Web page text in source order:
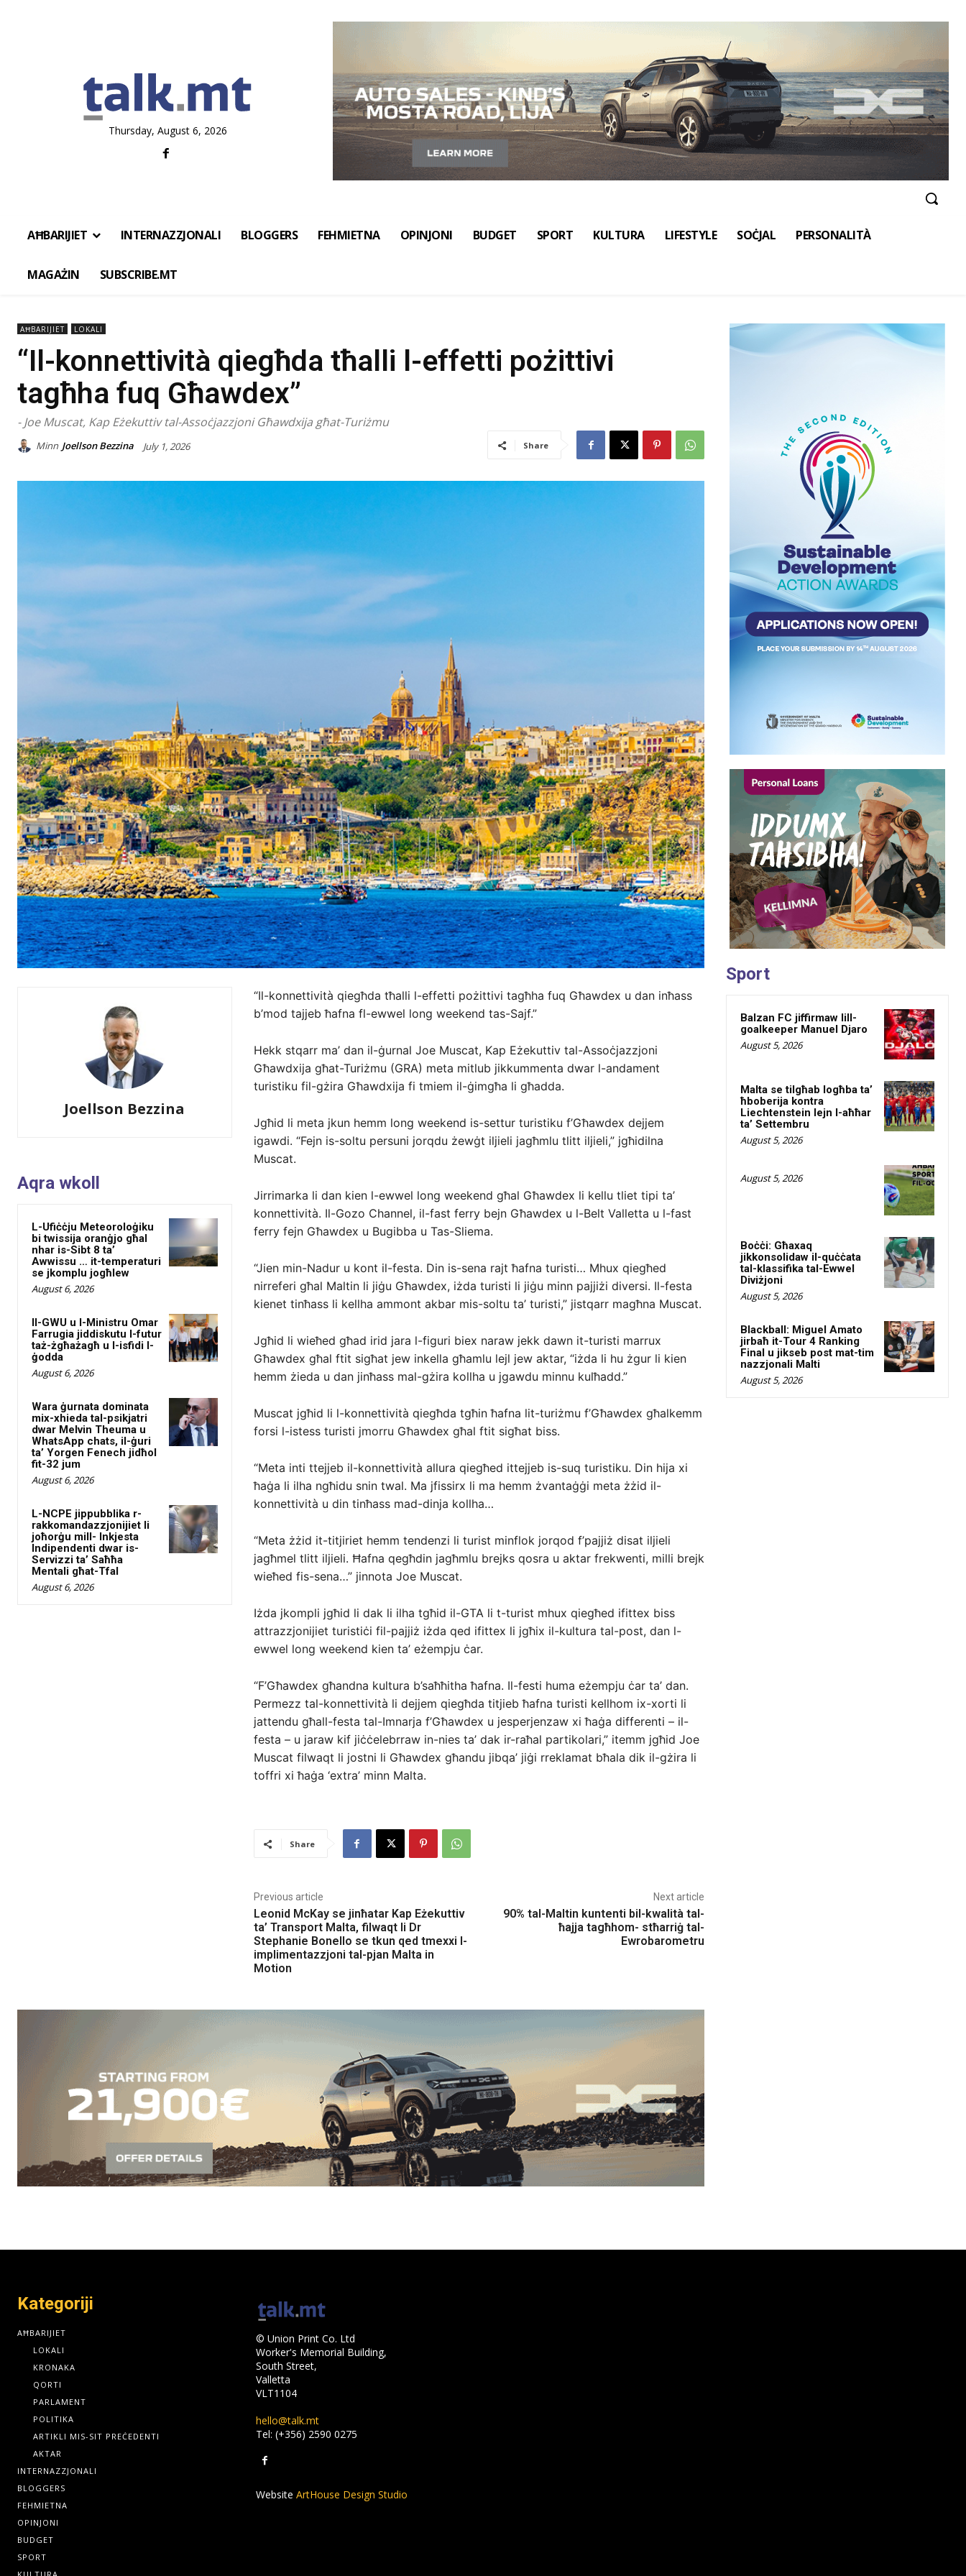
Thursday, August 6, 2026
AĦBARIJIET INTERNAZZJONALI BLOGGERS FEHMIETNA OPINJONI BUDGET SPORT KULTURA LIFESTYLE SOĊJAL PERSONALITÀ
MAGAŻIN SUBSCRIBE.MT
AĦBARIJIET LOKALI
“Il-konnettività qiegħda tħalli l-effetti pożittivi
tagħha fuq Għawdex”
- Joe Muscat, Kap Eżekuttiv tal-Assoċjazzjoni Għawdxija għat-Turiżmu
Minn Joellson Bezzina July 1, 2026 Share
Joellson Bezzina
Aqra wkoll
L-Ufiċċju Meteoroloġiku
bi twissija oranġjo għal
nhar is-Sibt 8 ta’
Awwissu … it-temperaturi
se jkomplu jogħlew
August 6, 2026
Il-GWU u l-Ministru Omar
Farrugia jiddiskutu l-futur
taż-żgħażagħ u l-isfidi l-
ġodda
August 6, 2026
Wara ġurnata dominata
mix-xhieda tal-psikjatri
dwar Melvin Theuma u
WhatsApp chats, il-ġuri
ta’ Yorgen Fenech jidħol
fit-32 jum
August 6, 2026
L-NCPE jippubblika r-
rakkomandazzjonijiet li
joħorġu mill- Inkjesta
Indipendenti dwar is-
Servizzi ta’ Saħħa
Mentali għat-Tfal
August 6, 2026
“Il-konnettività qiegħda tħalli l-effetti pożittivi tagħha fuq Għawdex u dan inħass
b’mod tajjeb ħafna fl-ewwel long weekend tas-Sajf.”
Hekk stqarr ma’ dan il-ġurnal Joe Muscat, Kap Eżekuttiv tal-Assoċjazzjoni
Għawdxija għat-Turiżmu (GRA) meta mitlub jikkummenta dwar l-andament
turistiku fil-gżira Għawdxija fi tmiem il-ġimgħa li għadda.
Jgħid li meta jkun hemm long weekend is-settur turistiku f’Għawdex dejjem
igawdi. “Fejn is-soltu persuni jorqdu żewġt iljieli jagħmlu tlitt iljieli,” jgħidilna
Muscat.
Jirrimarka li dan kien l-ewwel long weekend għal Għawdex li kellu tliet tipi ta’
konnettività. Il-Gozo Channel, il-fast ferry bejn Għawdex u l-Belt Valletta u l-fast
ferry fejn Għawdex u Bugibba u Tas-Sliema.
“Jien min-Nadur u kont il-festa. Din is-sena rajt ħafna turisti… Mhux qiegħed
nirreferi għal Maltin li jiġu Għawdex, iżda turisti li jiġu minn pajjiżi diversi. Il-festa
kienet tinħass li kellha ammont akbar mis-soltu ta’ turisti,” jistqarr magħna Muscat.
Jgħid li wieħed għad irid jara l-figuri biex naraw jekk dawn it-turisti marrux
Għawdex għal ftit sigħat jew inkella għamlu lejl jew aktar, “iżda li hu żgur li kien
hemm żieda u dan jinħass mal-gżira kollha u jgawdu minnu kulħadd.”
Muscat jgħid li l-konnettività qiegħda tgħin ħafna lit-turiżmu f’Għawdex għalkemm
forsi l-istess turisti jmorru Għawdex għal ftit sigħat biss.
“Meta inti ttejjeb il-konnettività allura qiegħed ittejjeb is-suq turistiku. Din hija xi
ħaġa li ilha ngħidu snin twal. Ma jfissirx li ma hemm żvantaġġi meta żżid il-
konnettività u din tinħass mad-dinja kollha…
“Meta żżid it-titjiriet hemm tendenzi li turist minflok jorqod f’pajjiż disat iljieli
jagħmel tlitt iljieli. Ħafna qegħdin jagħmlu brejks qosra u aktar frekwenti, milli brejk
wieħed fis-sena…” jinnota Joe Muscat.
Iżda jkompli jgħid li dak li ilha tgħid il-GTA li t-turist mhux qiegħed ifittex biss
attrazzjonijiet turistiċi fil-pajjiż iżda qed ifittex li jgħix il-kultura tal-post, dan l-
ewwel long weekend kien ta’ eżempju ċar.
“F’Għawdex għandna kultura b’saħħitha ħafna. Il-festi huma eżempju ċar ta’ dan.
Permezz tal-konnettività li dejjem qiegħda titjieb ħafna turisti kellhom ix-xorti li
jattendu għall-festa tal-Imnarja f’Għawdex u jesperjenzaw xi ħaġa differenti – il-
festa – u jaraw kif jiċċelebrraw in-nies ta’ dak ir-raħal partikolari,” itemm jgħid Joe
Muscat filwaqt li jostni li Għawdex għandu jibqa’ jiġi rreklamat bħala dik il-gżira li
toffri xi ħaġa ‘extra’ minn Malta.
Share
Previous article
Leonid McKay se jinħatar Kap Eżekuttiv
ta’ Transport Malta, filwaqt li Dr
Stephanie Bonello se tkun qed tmexxi l-
implimentazzjoni tal-pjan Malta in
Motion
Next article
90% tal-Maltin kuntenti bil-kwalità tal-
ħajja tagħhom- stħarriġ tal-
Ewrobarometru
Sport
Balzan FC jiffirmaw lill-
goalkeeper Manuel Djaro
August 5, 2026
Malta se tilgħab logħba ta’
ħboberija kontra
Liechtenstein lejn l-aħħar
ta’ Settembru
August 5, 2026
August 5, 2026
Boċċi: Għaxaq
jikkonsolidaw il-quċċata
tal-klassifika tal-Ewwel
Diviżjoni
August 5, 2026
Blackball: Miguel Amato
jirbaħ it-Tour 4 Ranking
Final u jikseb post mat-tim
nazzjonali Malti
August 5, 2026
Kategoriji
AĦBARIJIET
LOKALI
KRONAKA
QORTI
PARLAMENT
POLITIKA
ARTIKLI MIS-SIT PREĊEDENTI
AKTAR
INTERNAZZJONALI
BLOGGERS
FEHMIETNA
OPINJONI
BUDGET
SPORT
© Union Print Co. Ltd
Worker's Memorial Building,
South Street,
Valletta
VLT1104
hello@talk.mt
Tel: (+356) 2590 0275
Website ArtHouse Design Studio